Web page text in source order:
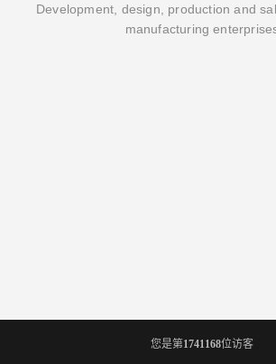
Development, design, production and
manufacturing
您是第1741168位访客